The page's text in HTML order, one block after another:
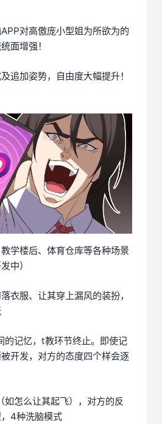
对高傲庞小型姐为所欲为的
面增强！
追加姿势，自由度大幅提升！
学楼后、体育仓库等各种场景
中）
衣服、让其穿上漏风的装扮，
的记忆，t教环节终止。即使记
开发，对方的态度四个样会逐
如怎么让其起飞），对方的反
4种洗脑模式